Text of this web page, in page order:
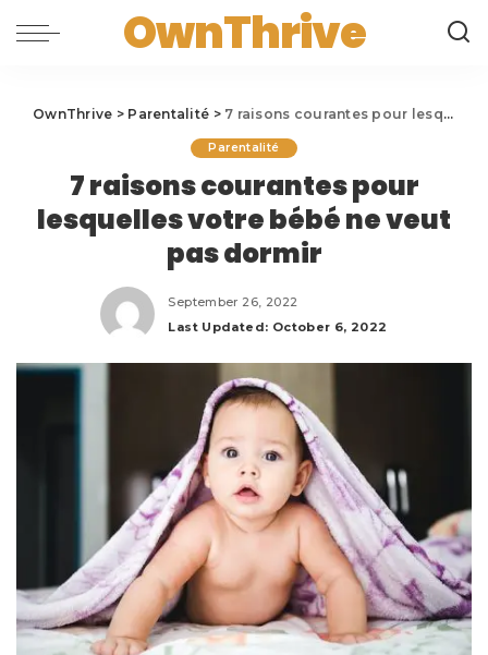
OwnThrive
OwnThrive > Parentalité > 7 raisons courantes pour lesquelles votre bébé ne veut pas dormir
Parentalité
7 raisons courantes pour
lesquelles votre bébé ne veut
pas dormir
September 26, 2022
Last Updated: October 6, 2022